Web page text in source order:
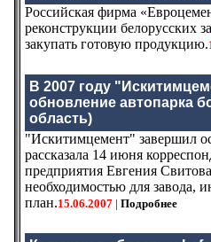
Российская фирма
реконструкции белорусских
закупать готовую продукцию.
В 2007 году
обновление автопарка
область)
"Искитимцемент" завершил
рассказала 14 июня
предприятия Евгения
необходимостью для завода,
план.15.06.2007 | Подробнее